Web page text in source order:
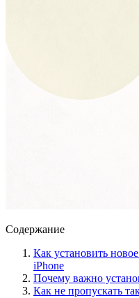
Содержание
Как установить
iPhone
Почему важно
Как не пропускать